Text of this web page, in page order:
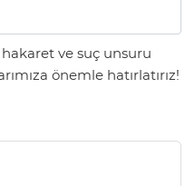
ve suç unsuru
önemle hatırlatırız!